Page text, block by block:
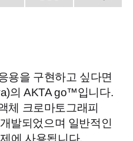
용을 구현하고 싶다면
의 AKTA go™입니다.
체 크로마토그래피
발되었으며 일반적인
에 사용됩니다.